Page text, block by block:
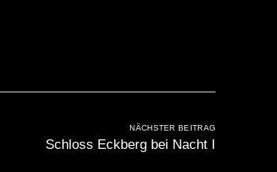
NÄCHSTER BEITRAG
Schloss Eckberg bei Nacht I